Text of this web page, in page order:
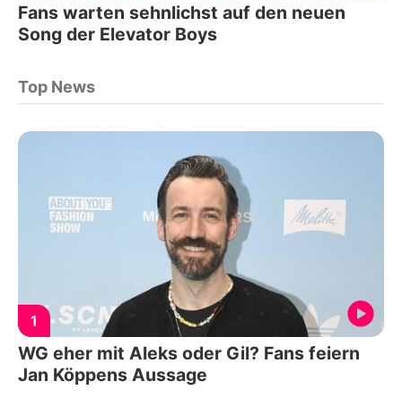
Fans warten sehnlichst auf den neuen
Song der Elevator Boys
Top News
1
WG eher mit Aleks oder Gil? Fans feiern
Jan Köppens Aussage